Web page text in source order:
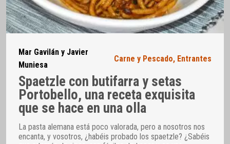
Mar Gavilán y Javier
Muniesa
Carne y Pescado, Entrantes
Spaetzle con butifarra y setas
Portobello, una receta exquisita
que se hace en una olla
La pasta alemana está poco valorada, pero a nosotros nos
encanta, y vosotros, ¿habéis probado los spaetzle? ¿Sabéis